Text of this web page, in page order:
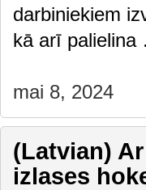
darbiniekiem
kā arī
mai 8, 2024
(Latvian)
izlases